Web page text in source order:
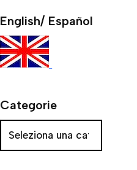
English/ Español
Categorie